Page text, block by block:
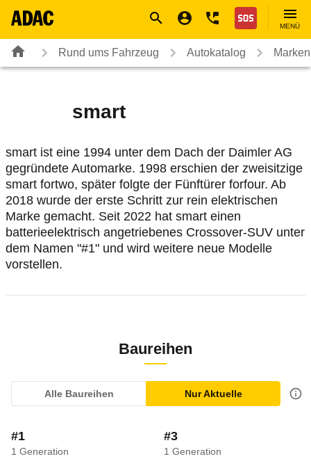
Nothilfe
MENÜ
Rund ums Fahrzeug Autokatalog
smart
smart ist eine 1994 unter dem Dach der Daimler AG
gegründete Automarke. 1998 erschien der zweisitzige
smart fortwo, später folgte der Fünftürer forfour. Ab
2018 wurde der erste Schritt zur rein elektrischen
Marke gemacht. Seit 2022 hat smart einen
batterieelektrisch angetriebenes Crossover-SUV unter
dem Namen "#1" und wird weitere neue Modelle
vorstellen.
Baureihen
Alle Baureihen Nur Aktuelle
#1
1 Generation
#3
1 Generation